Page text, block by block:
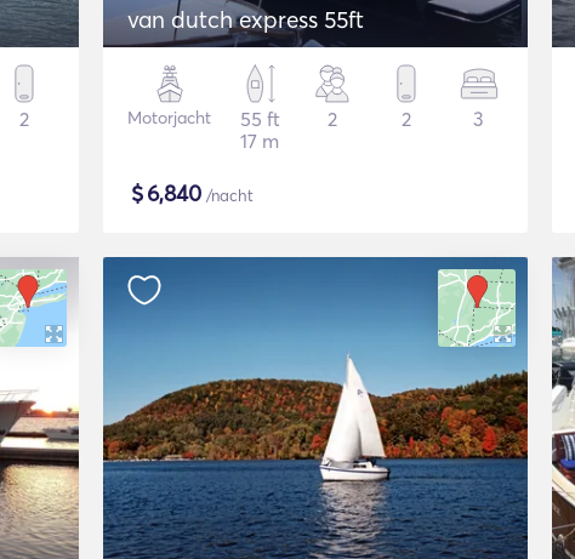
2
van dutch express 55ft
Motorjacht
55 ft
17 m
2 2 3
$6,840 /nacht